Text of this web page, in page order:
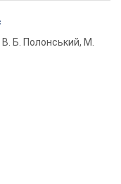
В. Б. Полонський, М.